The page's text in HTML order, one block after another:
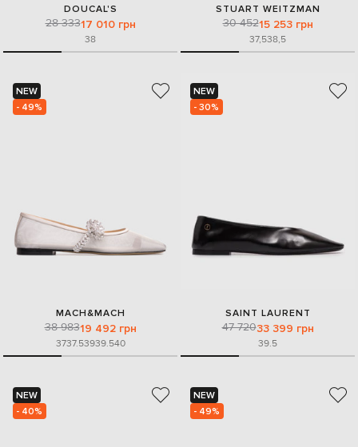
DOUCAL'S
28 33317 010 грн
38
STUART WEITZMAN
30 45215 253 грн
37,538,5
NEW
- 49%
MACH&MACH
38 98319 492 грн
3737.53939.540
NEW
- 30%
SAINT LAURENT
47 72033 399 грн
39.5
NEW
- 40%
NEW
- 49%